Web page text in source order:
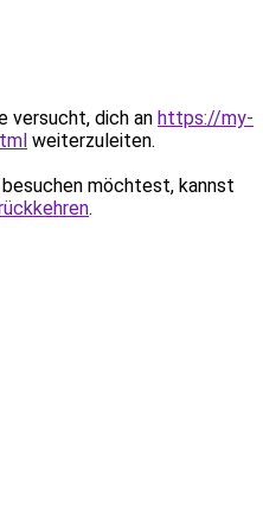
versucht, dich an https://my-
weiterzuleiten.
möchtest, kannst
.